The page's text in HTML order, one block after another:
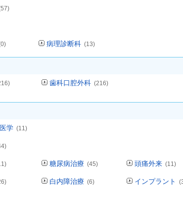
病理診断科 (13)
歯科口腔外科 (216)
学 (11)
糖尿病治療 (45) 頭痛外来 (11)
白内障治療 (6) インプラント